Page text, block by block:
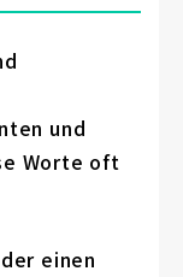
und
Worte oft
einen